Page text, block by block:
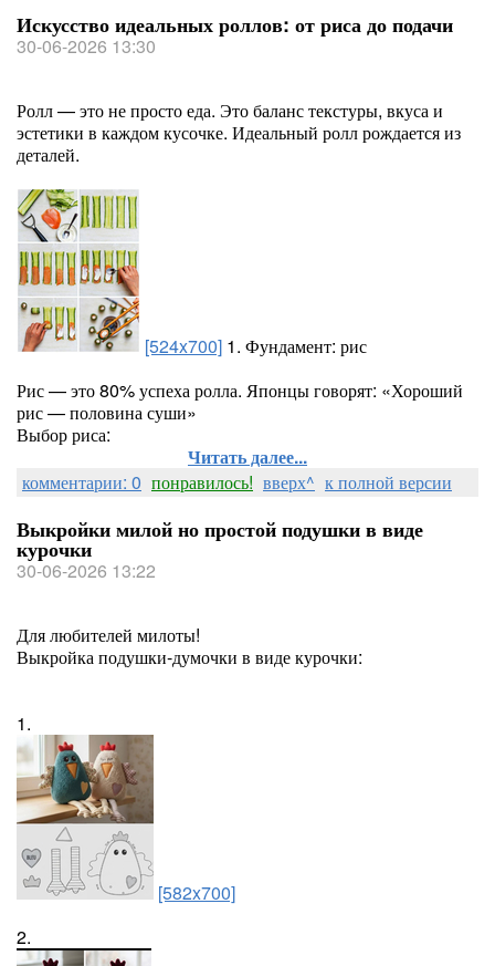
Искусство идеальных роллов: от риса до подачи
30-06-2026 13:30
Ролл — это не просто еда. Это баланс текстуры, вкуса и
эстетики в каждом кусочке. Идеальный ролл рождается из
деталей.
[524x700] 1. Фундамент: рис
Рис — это 80% успеха ролла. Японцы говорят: «Хороший
рис — половина суши»
Выбор риса:
Читать далее...
комментарии: 0 понравилось! вверх^ к полной версии
Выкройки милой но простой подушки в виде
курочки
30-06-2026 13:22
Для любителей милоты!
Выкройка подушки-думочки в виде курочки:
1.
[582x700]
2.